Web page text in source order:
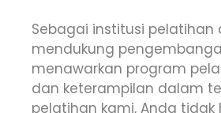
Sebagai institusi pelatihan
mendukung
menawarkan program
dan keterampilan dalam
pelatihan kami, Anda